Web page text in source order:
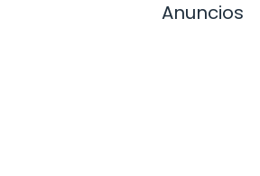
Anuncios